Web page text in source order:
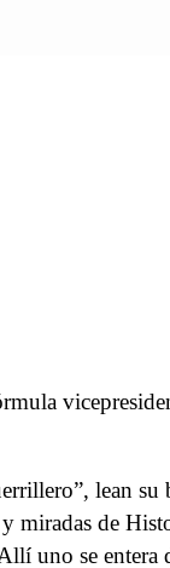
lean
miradas de
uno se entera